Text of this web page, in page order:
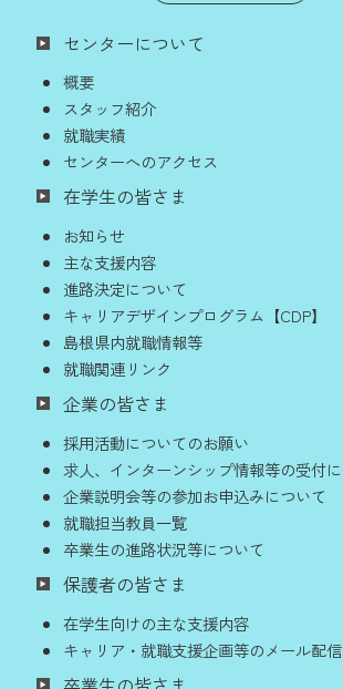
センターについて
概要
スタッフ紹介
就職実績
センターへのアクセス
在学生の皆さま
お知らせ
主な支援内容
進路決定について
キャリアデザインプログラム【CDP】
島根県内就職情報等
就職関連リンク
企業の皆さま
採用活動についてのお願い
求人、インターンシップ情報等の受付
企業説明会等の参加お申込みについて
就職担当教員一覧
卒業生の進路状況等について
保護者の皆さま
在学生向けの主な支援内容
キャリア・就職支援企画等のメール配